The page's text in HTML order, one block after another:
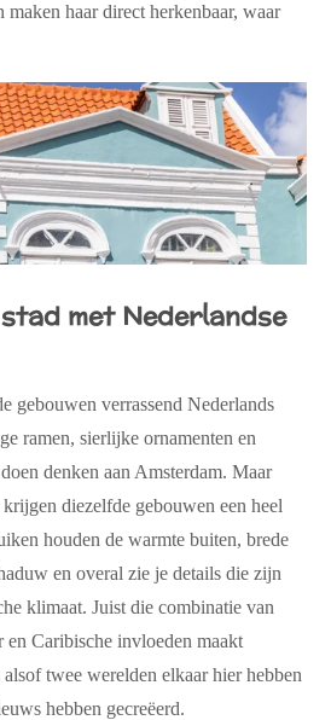
maken haar direct herkenbaar, waar
met Nederlandse
gebouwen verrassend Nederlands
ramen, sierlijke ornamenten en
denken aan Amsterdam. Maar
diezelfde gebouwen een heel
houden de warmte buiten, brede
en overal zie je details die zijn
klimaat. Juist die combinatie van
en Caribische invloeden maakt
twee werelden elkaar hier hebben
hebben gecreëerd.